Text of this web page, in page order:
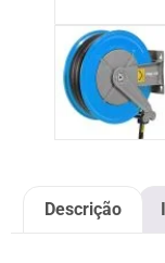
Descrição